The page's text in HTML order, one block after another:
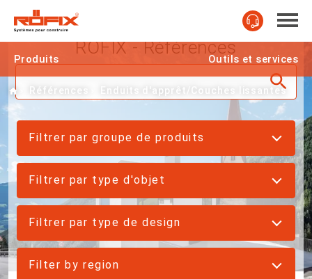
Produits Outils et services
Home
Références Enduits d'apprêt/Couches lissantes
RÖFIX - Références
Filtrer par groupe de produits
Filtrer par type d'objet
Filtrer par type de design
Filter by region